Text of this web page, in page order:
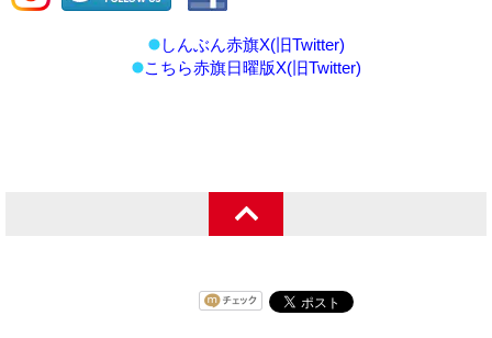
しんぶん赤旗X(旧Twitter)
こちら赤旗日曜版X(旧Twitter)